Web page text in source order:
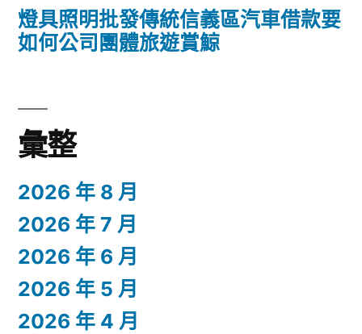
燈具照明批發傳統信義區汽車借款要
如何公司團體旅遊賞鯨
彙整
2026 年 8 月
2026 年 7 月
2026 年 6 月
2026 年 5 月
2026 年 4 月